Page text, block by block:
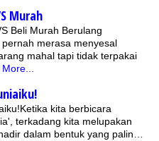
Murah
Beli Murah Berulang
merasa menyesal
mahal tapi tidak terpakai
More...
kita berbicara
terkadang kita melupakan
dalam bentuk yang palin…